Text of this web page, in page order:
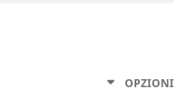
OPZIONI